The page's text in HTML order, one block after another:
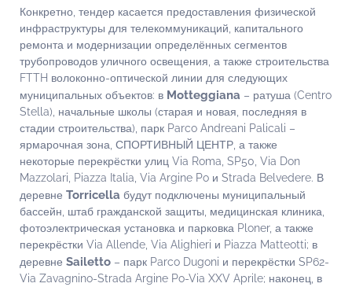
Конкретно, тендер касается предоставления физической
инфраструктуры для телекоммуникаций, капитального
ремонта и модернизации определённых сегментов
трубопроводов уличного освещения, а также строительства
FTTH волоконно-оптической линии для следующих
муниципальных объектов: в Motteggiana – ратуша (Centro
Stella), начальные школы (старая и новая, последняя в
стадии строительства), парк Parco Andreani Palicali –
ярмарочная зона, СПОРТИВНЫЙ ЦЕНТР, а также
некоторые перекрёстки улиц Via Roma, SP50, Via Don
Mazzolari, Piazza Italia, Via Argine Po и Strada Belvedere. В
деревне Torricella будут подключены муниципальный
бассейн, штаб гражданской защиты, медицинская клиника,
фотоэлектрическая установка и парковка Ploner, а также
перекрёстки Via Allende, Via Alighieri и Piazza Matteotti; в
деревне Sailetto – парк Parco Dugoni и перекрёстки SP62-
Via Zavagnino-Strada Argine Po-Via XXV Aprile; наконец, в